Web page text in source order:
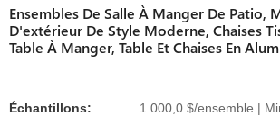
Ensembles De Salle À Manger De Patio,
D'extérieur De Style Moderne, Chaises
Table À Manger, Table Et Chaises En
Échantillons: 1 000,0 $/ensemble |